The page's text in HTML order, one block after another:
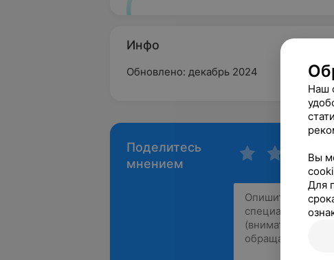
Инфо
Обновлено: декабрь 2024
Поделитесь
мнением
Наш
Вы
Для